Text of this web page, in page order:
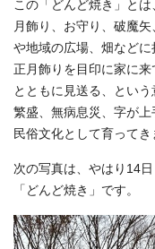
この「どんど焼き」と
月飾り、お守り、破魔
や地域の広場、畑など
正月飾りを目印に家に
とともに見送る、とい
繁盛、無病息災、字が
民俗文化として育ってき
次の写真は、やはり14
「どんど焼き」です。